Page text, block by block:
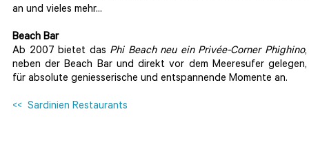
an und vieles mehr...
Beach Bar
Ab 2007 bietet das Phi Beach neu ein Privée-Corner Phighino,
neben der Beach Bar und direkt vor dem Meeresufer gelegen,
für absolute geniesserische und entspannende Momente an.
<< Sardinien Restaurants